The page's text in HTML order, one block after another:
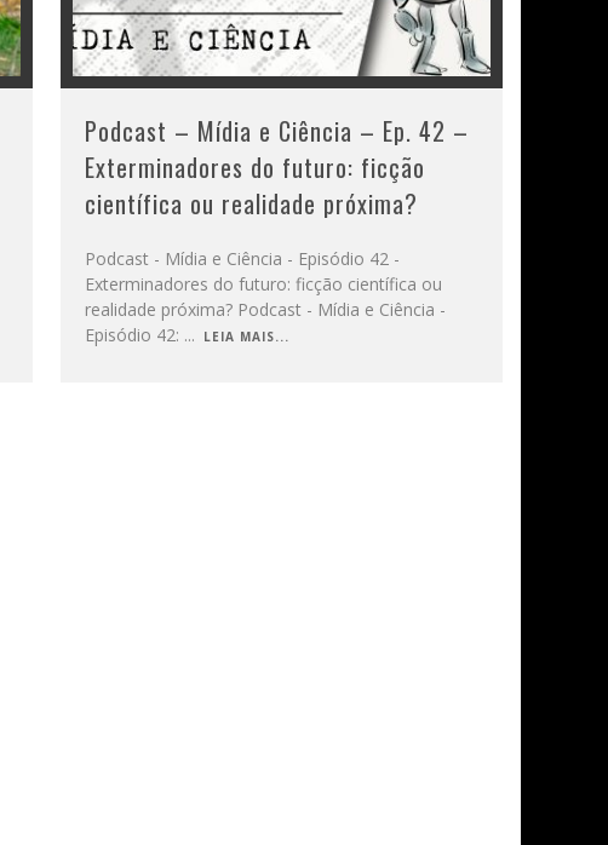
Podcast – Mídia e Ciência – Ep. 42 –
Exterminadores do futuro: ficção
científica ou realidade próxima?
Podcast - Mídia e Ciência - Episódio 42 -
Exterminadores do futuro: ficção científica ou
realidade próxima? Podcast - Mídia e Ciência -
Episódio 42: ... LEIA MAIS...